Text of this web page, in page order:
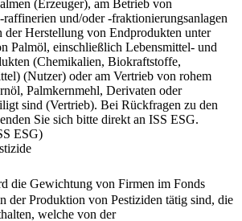
(Erzeuger), am Betrieb von
und/oder -fraktionierungsanlagen
der Herstellung von Endprodukten unter
Palmöl, einschließlich Lebensmittel- und
(Chemikalien, Biokraftstoffe,
(Nutzer) oder am Vertrieb von rohem
Palmkernmehl, Derivaten oder
sind (Vertrieb). Bei Rückfragen zu den
Sie sich bitte direkt an ISS ESG.
ESG)
die Gewichtung von Firmen im Fonds
der Produktion von Pestiziden tätig sind, die
welche von der